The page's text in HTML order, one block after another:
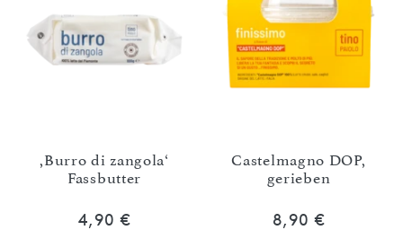
,Burro di zangola‘
Fassbutter
4,90 €
Castelmagno DOP,
gerieben
8,90 €